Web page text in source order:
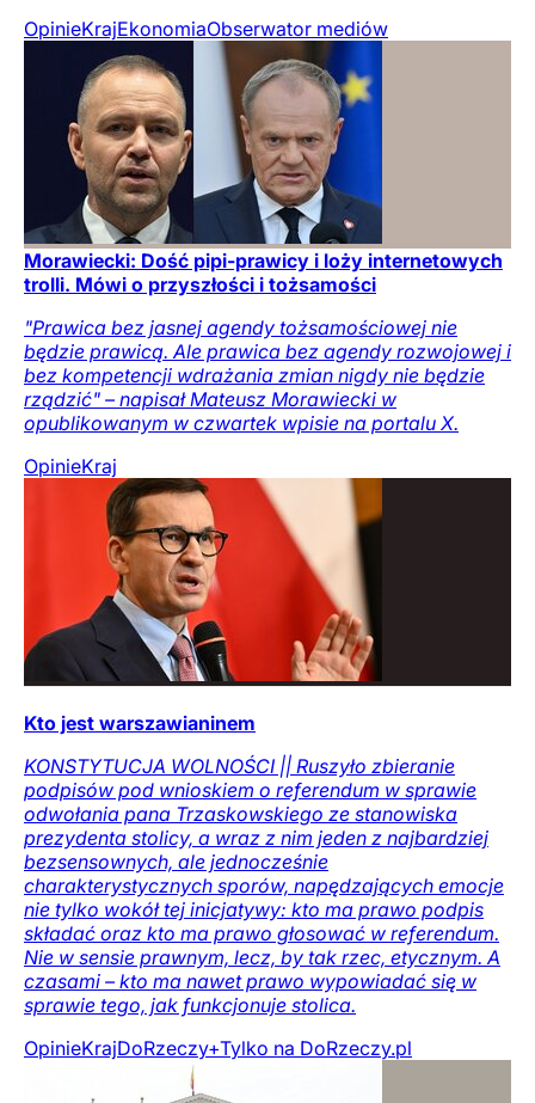
OpinieKrajEkonomiaObserwator mediów
Morawiecki: Dość pipi-prawicy i loży internetowych
trolli. Mówi o przyszłości i tożsamości
"Prawica bez jasnej agendy tożsamościowej nie
będzie prawicą. Ale prawica bez agendy rozwojowej i
bez kompetencji wdrażania zmian nigdy nie będzie
rządzić" – napisał Mateusz Morawiecki w
opublikowanym w czwartek wpisie na portalu X.
OpinieKraj
Kto jest warszawianinem
KONSTYTUCJA WOLNOŚCI || Ruszyło zbieranie
podpisów pod wnioskiem o referendum w sprawie
odwołania pana Trzaskowskiego ze stanowiska
prezydenta stolicy, a wraz z nim jeden z najbardziej
bezsensownych, ale jednocześnie
charakterystycznych sporów, napędzających emocje
nie tylko wokół tej inicjatywy: kto ma prawo podpis
składać oraz kto ma prawo głosować w referendum.
Nie w sensie prawnym, lecz, by tak rzec, etycznym. A
czasami – kto ma nawet prawo wypowiadać się w
sprawie tego, jak funkcjonuje stolica.
OpinieKrajDoRzeczy+Tylko na DoRzeczy.pl